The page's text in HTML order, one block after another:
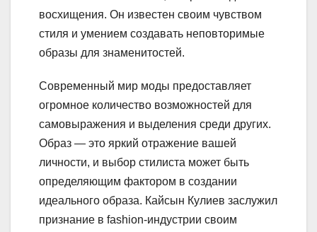
восхищения. Он известен своим чувством
стиля и умением создавать неповторимые
образы для знаменитостей.
Современный мир моды предоставляет
огромное количество возможностей для
самовыражения и выделения среди других.
Образ — это яркий отражение вашей
личности, и выбор стилиста может быть
определяющим фактором в создании
идеального образа. Кайсын Кулиев заслужил
признание в fashion-индустрии своим